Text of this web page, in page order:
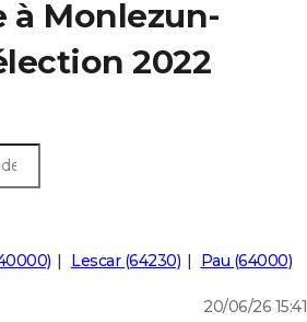
à Monlezun-
2022
Lescar (64230) Pau (64000)
20/06/26 15:41